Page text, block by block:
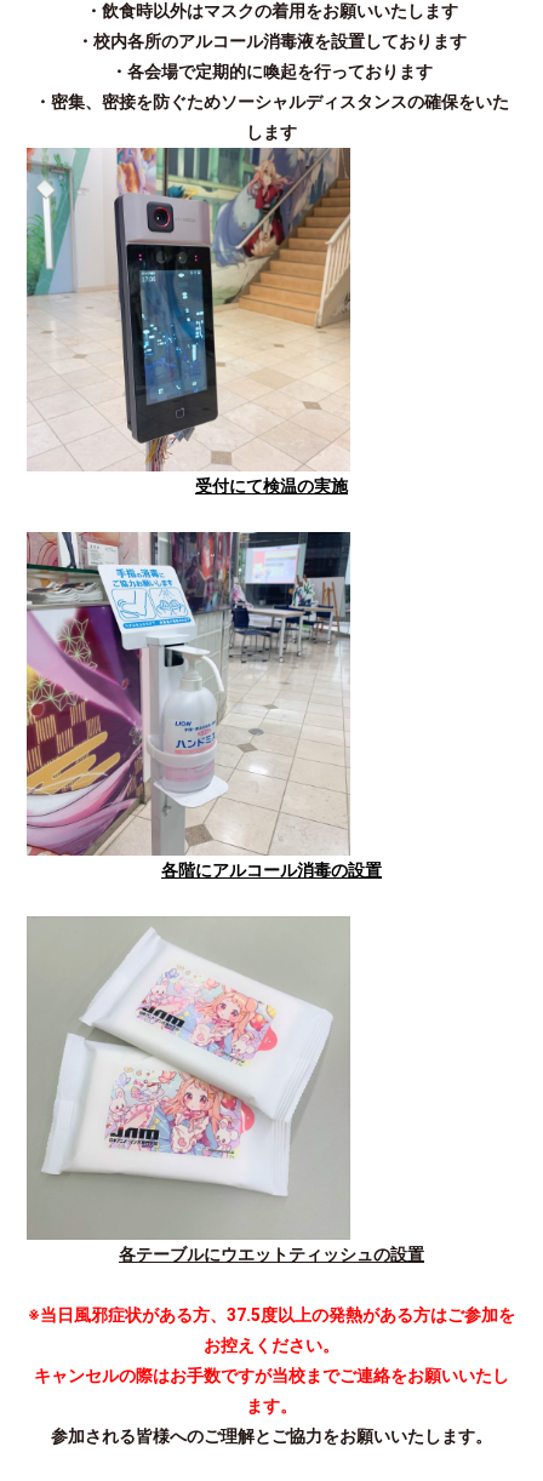
・飲食時以外はマスクの着用をお願いいたします
・校内各所のアルコール消毒液を設置しております
・各会場で定期的に喚起を行っております
・密集、密接を防ぐためソーシャルディスタンスの確保をいた
します
受付にて検温の実施
各階にアルコール消毒の設置
各テーブルにウエットティッシュの設置
※当日風邪症状がある方、37.5度以上の発熱がある方はご参加を
お控えください。
キャンセルの際はお手数ですが当校までご連絡をお願いいたし
ます。
参加される皆様へのご理解とご協力をお願いいたします。